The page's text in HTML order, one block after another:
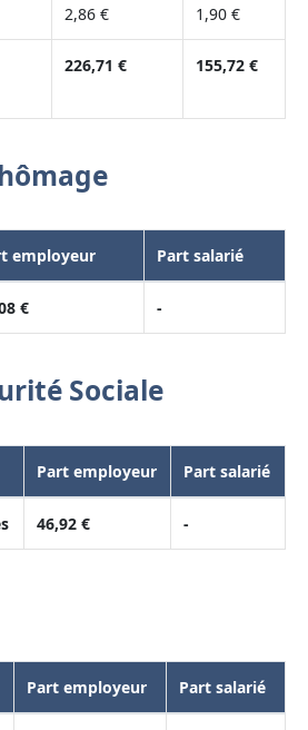
2,86 € 1,90 €
226,71 € 155,72 €
employeur Part salarié
€ -
Sociale
Part employeur Part salarié
46,92 € -
Part employeur Part salarié